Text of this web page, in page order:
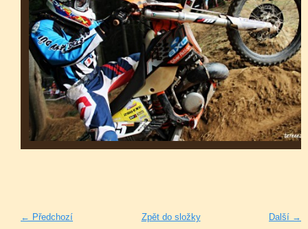
← Předchozí Další →
Zpět do složky